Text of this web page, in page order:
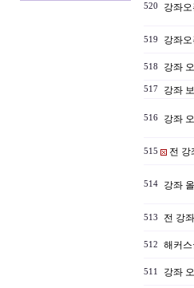
520 강좌
519 강좌
518 강좌
517 강좌
516 강좌
515 전 강
514 강좌
513 전 강
512 해커
511 강좌